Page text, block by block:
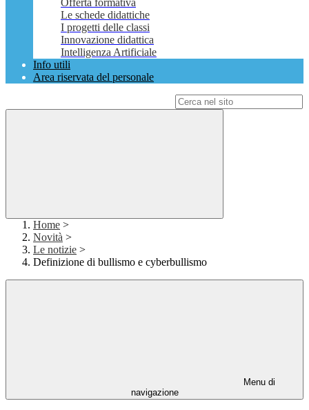
Offerta formativa
Le schede didattiche
I progetti delle classi
Innovazione didattica
Intelligenza Artificiale
Info utili
Area riservata del personale
Home >
Novità >
Le notizie >
Definizione di bullismo e cyberbullismo
Menu di
navigazione